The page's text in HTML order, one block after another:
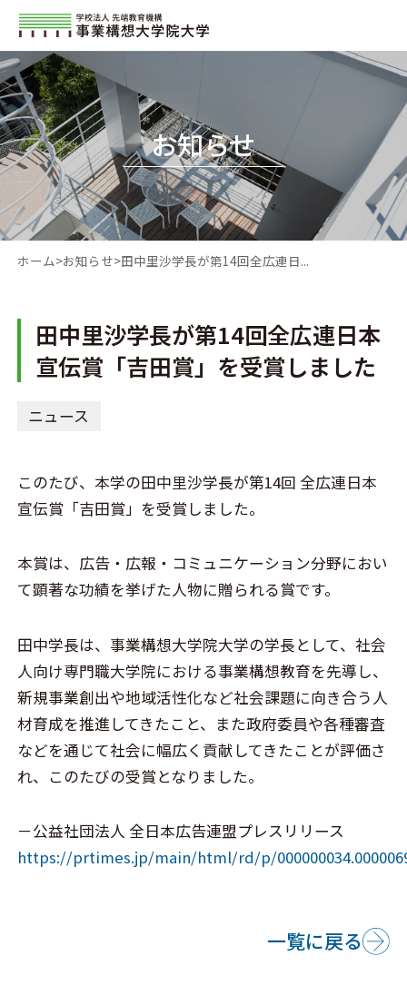
お知らせ
ホーム お知らせ 田中里沙学長が第14回全広連日...
田中里沙学長が第14回全広連日本
宣伝賞「吉田賞」を受賞しました
ニュース
このたび、本学の田中里沙学長が第14回 全広連日本
宣伝賞「吉田賞」を受賞しました。
本賞は、広告・広報・コミュニケーション分野におい
て顕著な功績を挙げた人物に贈られる賞です。
田中学長は、事業構想大学院大学の学長として、社会
人向け専門職大学院における事業構想教育を先導し、
新規事業創出や地域活性化など社会課題に向き合う人
材育成を推進してきたこと、また政府委員や各種審査
などを通じて社会に幅広く貢献してきたことが評価さ
れ、このたびの受賞となりました。
－公益社団法人 全日本広告連盟プレスリリース
https://prtimes.jp/main/html/rd/p/
一覧に戻る